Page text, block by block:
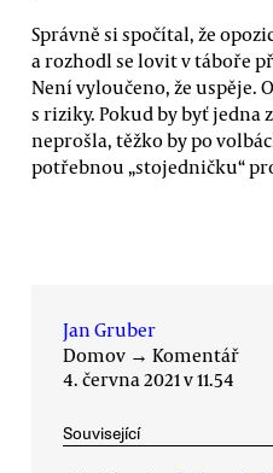
Správně si spočítal, že
a rozhodl se lovit v táboře
Není vyloučeno, že uspěje.
s riziky. Pokud by byť jedna
neprošla, těžko by po
potřebnou „stojedničku“
Jan Gruber
Domov → Komentář
4. června 2021 v 11.54
Související